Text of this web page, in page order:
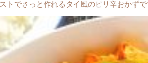
トでさっと作れるタイ風のピリ辛おかずで